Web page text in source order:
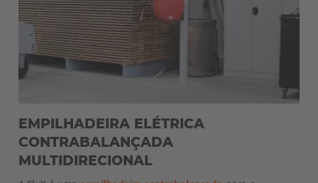
EMPILHADEIRA ELÉTRICA
CONTRABALANÇADA
MULTIDIRECIONAL